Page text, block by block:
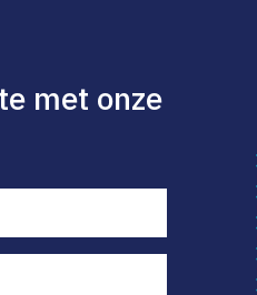
met onze